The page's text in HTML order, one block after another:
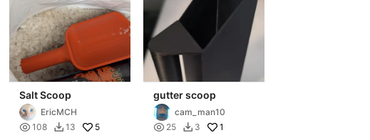
Salt Scoop
EricMCH
 108  13 5
gutter scoop
cam_man10
 25  3 1